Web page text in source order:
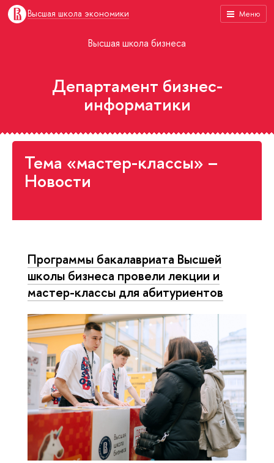
Меню
Высшая школа экономики
Высшая школа бизнеса
Департамент бизнес-
информатики
Тема «мастер-классы» –
Новости
Программы бакалавриата Высшей
школы бизнеса провели лекции и
мастер-классы для абитуриентов